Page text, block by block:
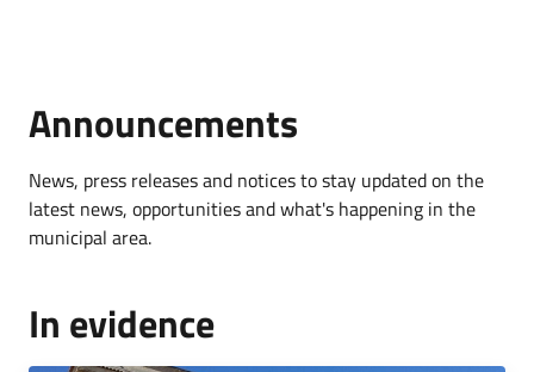
Announcements
News, press releases and notices to stay updated on the
latest news, opportunities and what's happening in the
municipal area.
In evidence